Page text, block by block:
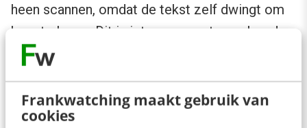
Frankwatching maakt gebruik van
cookies
heen scannen, omdat de tekst zelf dwingt om
hem te lezen. Dit is iets om mee te spelen. Je
ziet zelf wel of dit het effect heeft dat je wil
Tip 5 – Accentueer woorden